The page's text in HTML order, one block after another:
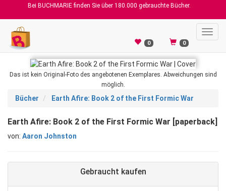
Bei BUCHMARIE finden Sie über 180.000 gebrauchte Bücher.
0 0
Das ist kein Original-Foto des angebotenen Exemplares. Abweichungen sind
möglich.
Bücher Earth Afire: Book 2 of the First Formic War
Earth Afire: Book 2 of the First Formic War [paperback]
von: Aaron Johnston
Gebraucht kaufen